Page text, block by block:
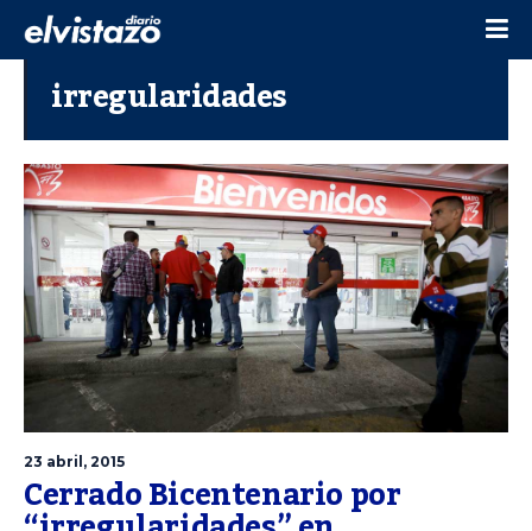
irregularidades
23 abril, 2015
Cerrado Bicentenario por